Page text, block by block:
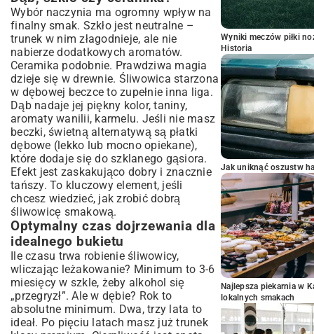
Wybór naczynia ma ogromny wpływ na
finalny smak. Szkło jest neutralne –
trunek w nim złagodnieje, ale nie
nabierze dodatkowych aromatów.
Ceramika podobnie. Prawdziwa magia
dzieje się w drewnie. Śliwowica starzona
w dębowej beczce to zupełnie inna liga.
Dąb nadaje jej piękny kolor, taniny,
aromaty wanilii, karmelu. Jeśli nie masz
beczki, świetną alternatywą są płatki
dębowe (lekko lub mocno opiekane),
które dodaje się do szklanego gąsiora.
Efekt jest zaskakująco dobry i znacznie
tańszy. To kluczowy element, jeśli
chcesz wiedzieć, jak zrobić dobrą
śliwowicę smakową.
Optymalny czas dojrzewania dla
idealnego bukietu
Ile czasu trwa robienie śliwowicy,
wliczając leżakowanie? Minimum to 3-6
miesięcy w szkle, żeby alkohol się
„przegryzł”. Ale w dębie? Rok to
absolutne minimum. Dwa, trzy lata to
ideał. Po pięciu latach masz już trunek
Wyniki meczów piłki
Historia
Jak uniknąć oszustw
Najlepsza piekarnia w
lokalnych smakach